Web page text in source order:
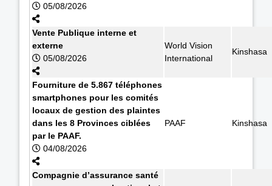
05/08/2026
Vente Publique interne et
externe
05/08/2026
World Vision
International
Kinshasa
Fourniture de 5.867 téléphones
smartphones pour les comités
locaux de gestion des plaintes
dans les 8 Provinces ciblées
par le PAAF.
04/08/2026
PAAF Kinshasa
Compagnie d’assurance santé